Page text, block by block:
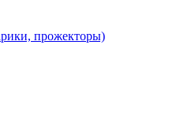
прожекторы)